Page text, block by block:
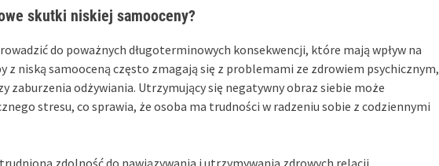
skutki niskiej samooceny?
do poważnych długoterminowych konsekwencji, które mają wpływ na
z niską samooceną często zmagają się z problemami ze zdrowiem psychicznym,
zaburzenia odżywiania. Utrzymujący się negatywny obraz siebie może
stresu, co sprawia, że osoba ma trudności w radzeniu sobie z codziennymi
zdolność do nawiązywania i utrzymywania zdrowych relacji